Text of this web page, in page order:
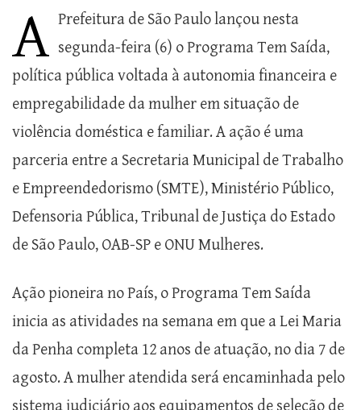
A Prefeitura de São Paulo lançou nesta
segunda-feira (6) o Programa Tem Saída,
política pública voltada à autonomia financeira e
empregabilidade da mulher em situação de
violência doméstica e familiar. A ação é uma
parceria entre a Secretaria Municipal de Trabalho
e Empreendedorismo (SMTE), Ministério Público,
Defensoria Pública, Tribunal de Justiça do Estado
de São Paulo, OAB-SP e ONU Mulheres.
Ação pioneira no País, o Programa Tem Saída
inicia as atividades na semana em que a Lei Maria
da Penha completa 12 anos de atuação, no dia 7 de
agosto. A mulher atendida será encaminhada pelo